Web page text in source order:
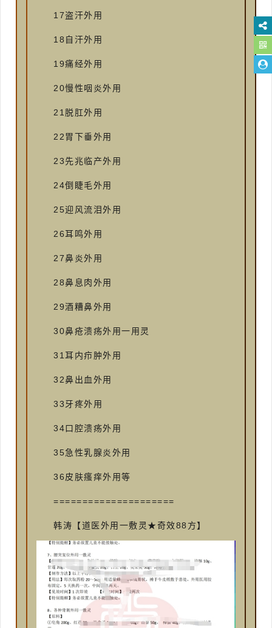
17盗汗外用
18自汗外用
19痛经外用
20慢性咽炎外用
21脱肛外用
22胃下垂外用
23先兆临产外用
24倒睫毛外用
25迎风流泪外用
26耳鸣外用
27鼻炎外用
28鼻息肉外用
29酒糟鼻外用
30鼻疮溃疡外用一用灵
31耳内疖肿外用
32鼻出血外用
33牙疼外用
34口腔溃疡外用
35急性乳腺炎外用
36皮肤瘙痒外用等
=====================
韩涛【道医外用一敷灵★奇效88方】